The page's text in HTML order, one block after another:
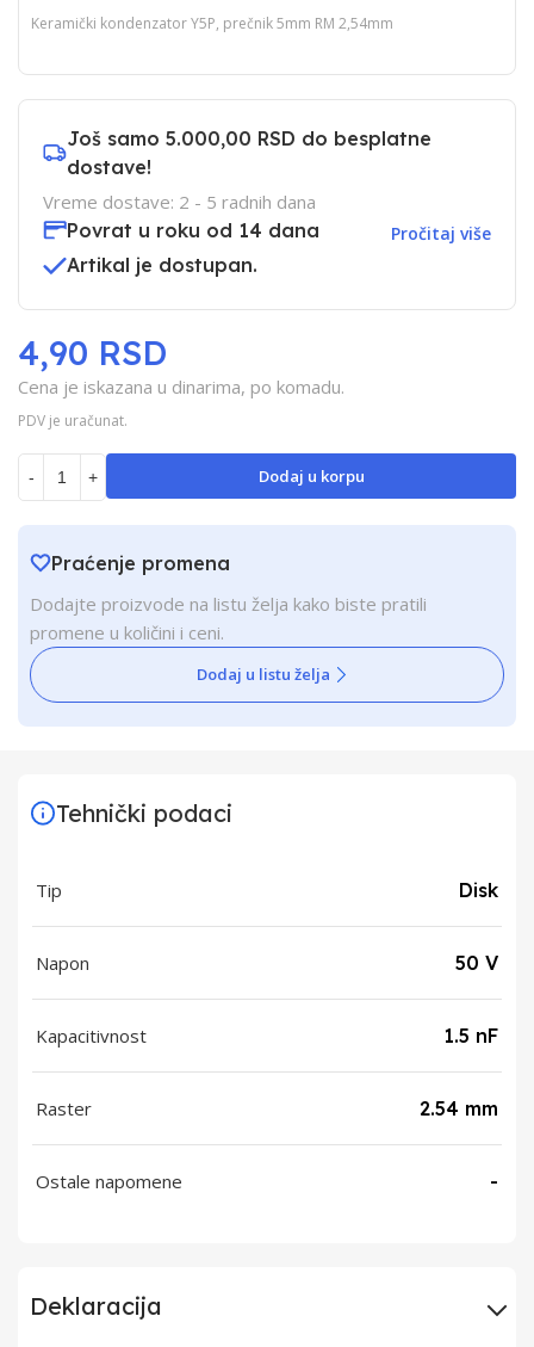
Keramički kondenzator Y5P, prečnik 5mm RM 2,54mm
Još samo 5.000,00 RSD do besplatne
dostave!
Vreme dostave: 2 - 5 radnih dana
Povrat u roku od 14 dana
Pročitaj više
Artikal je dostupan.
Cena je iskazana u dinarima, po komadu.
PDV je uračunat.
4,90 RSD
- + Dodaj u korpu
Praćenje promena
Dodajte proizvode na listu želja kako biste pratili
promene u količini i ceni.
Dodaj u listu želja
Tehnički podaci
Tip Disk
Napon 50 V
Kapacitivnost 1.5 nF
Raster 2.54 mm
Ostale napomene -
Deklaracija